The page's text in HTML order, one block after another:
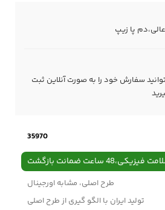
پا زیپ
سفارش خود را به صورت آنلاین ثبت
35970
فیزیکی،48 ساعت ضمانت بازگشت
طرح اصلی، مشابه اورجینال
تولید ایران با الگو گیری از طرح اصلی